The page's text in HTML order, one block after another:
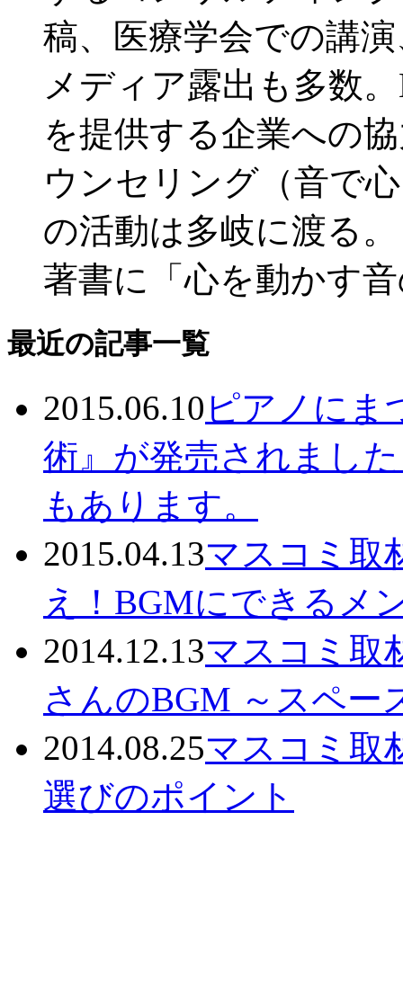
稿、医療学会での講
メディア露出も多数
を提供する企業への
ウンセリング（音で
の活動は多岐に渡る。
著書に「心を動かす
最近の記事一覧
2015.06.10 ピアノにま
術』が発売されまし
もあります。
2015.04.13マスコミ取
え！BGMにできるメ
2014.12.13マスコミ取
さんのBGM ～スペー
2014.08.25マスコミ取
選びのポイント